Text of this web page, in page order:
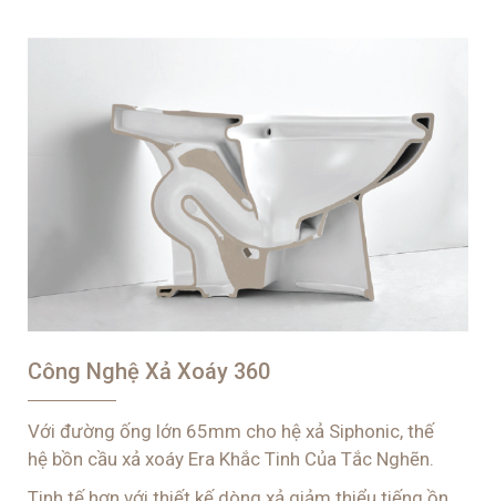
Công Nghệ Xả Xoáy 360
Với đường ống lớn 65mm cho hệ xả Siphonic, thế
hệ bồn cầu xả xoáy Era Khắc Tinh Của Tắc Nghẽn.